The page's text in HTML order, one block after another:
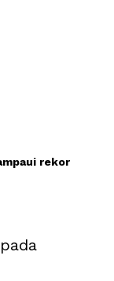
rekor